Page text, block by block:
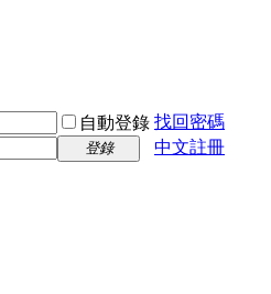
自動登錄 找回密碼
登錄
中文註冊